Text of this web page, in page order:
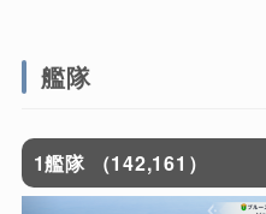
艦隊
1艦隊 （142,161）